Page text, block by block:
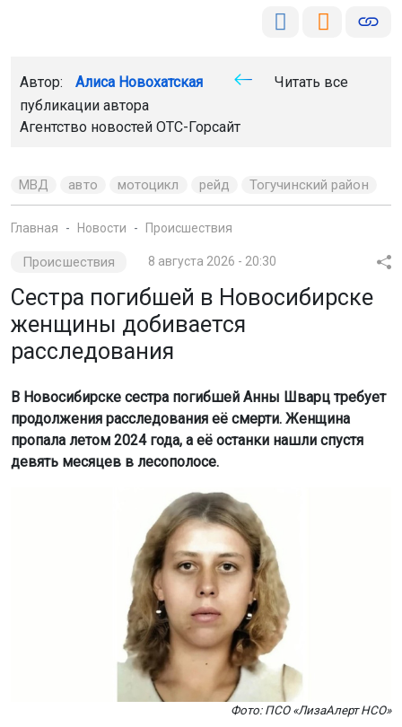
Автор: Алиса Новохатская
Читать все
публикации автора
Агентство новостей ОТС-Горсайт
МВД авто мотоцикл рейд Тогучинский район
Главная Новости Происшествия
Происшествия 8 августа 2026 - 20:30
Сестра погибшей в Новосибирске
женщины добивается
расследования
В Новосибирске сестра погибшей Анны Шварц требует
продолжения расследования её смерти. Женщина
пропала летом 2024 года, а её останки нашли спустя
девять месяцев в лесополосе.
Фото: ПСО «ЛизаАлерт НСО»